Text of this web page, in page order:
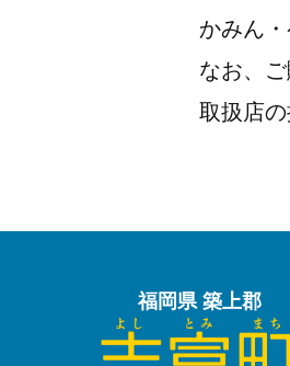
かみん
なお、
取扱店
福岡県 築上郡